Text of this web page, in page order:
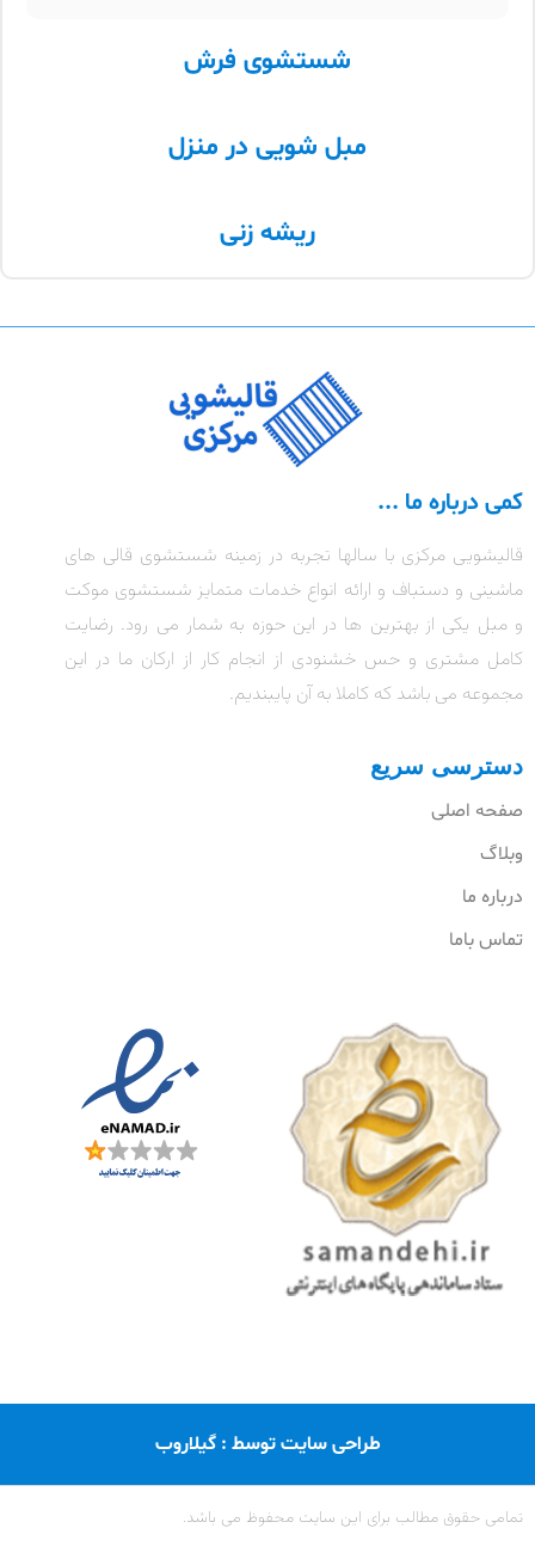
شستشوی فرش
مبل شویی در منزل
ریشه زنی
کمی درباره ما ...
قالیشویی مرکزی با سالها تجربه در زمینه شستشوی قالی های
ماشینی و دستباف و ارائه انواع خدمات متمایز شستشوی موکت
و مبل یکی از بهترین ها در این حوزه به شمار می رود. رضایت
کامل مشتری و حس خشنودی از انجام کار از ارکان ما در این
مجموعه می باشد که کاملا به آن پایبندیم.
دسترسی سریع
صفحه اصلی
وبلاگ
درباره ما
تماس باما
طراحی سایت توسط : گیلاروب
تمامی حقوق مطالب برای این سایت محفوظ می باشد.